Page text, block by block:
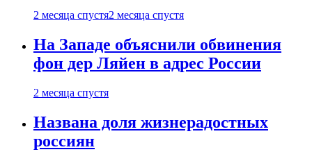
2 месяца спустя2 месяца спустя
На Западе объяснили обвинения
фон дер Ляйен в адрес России
2 месяца спустя
Названа доля жизнерадостных
россиян